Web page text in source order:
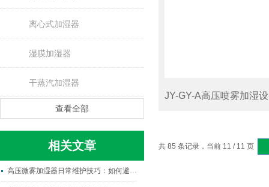
离心式加湿器
湿膜加湿器
干蒸汽加湿器
查看全部
相关文章
高压微雾加湿器日常维护技巧：如何避免喷头堵塞与延长设备使用寿命？
JY-GY-A高压喷雾加湿
共 85 条记录，当前 11 / 11 页